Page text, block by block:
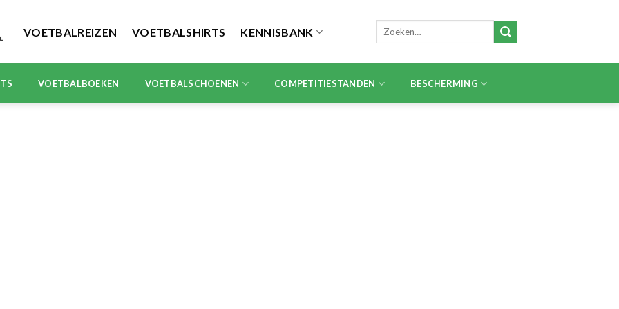
VOETBALREIZEN VOETBALSHIRTS KENNISBANK
Zoeken
VOETBALBOEKEN VOETBALSCHOENEN COMPETITIESTANDEN BESCHERMING